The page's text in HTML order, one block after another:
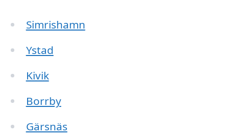
Simrishamn
Ystad
Kivik
Borrby
Gärsnäs